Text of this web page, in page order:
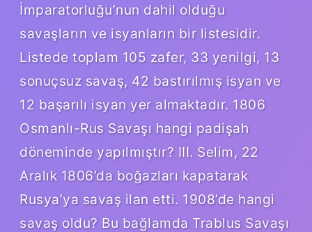
İmparatorluğu’nun dahil olduğu
savaşların ve isyanların bir listesidir.
Listede toplam 105 zafer, 33 yenilgi, 13
sonuçsuz savaş, 42 bastırılmış isyan ve
12 başarılı isyan yer almaktadır. 1806
Osmanlı-Rus Savaşı hangi padişah
döneminde yapılmıştır? III. Selim, 22
Aralık 1806’da boğazları kapatarak
Rusya’ya savaş ilan etti. 1908’de hangi
savaş oldu? Bu bağlamda Trablus Savaşı